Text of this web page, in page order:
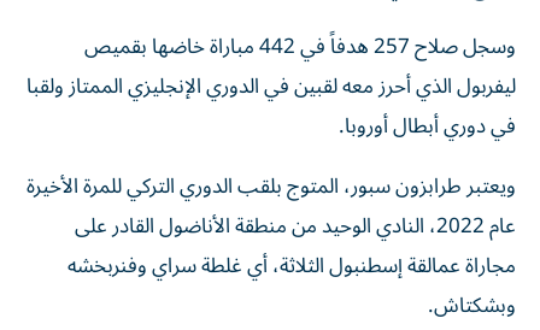
وسجل صلاح 257 هدفاً في 442 مباراة خاضها بقميص
ليفربول الذي أحرز معه لقبين في الدوري الإنجليزي الممتاز ولقبا
في دوري أبطال أوروبا.
ويعتبر طرابزون سبور، المتوج بلقب الدوري التركي للمرة الأخيرة
عام 2022، النادي الوحيد من منطقة الأناضول القادر على
مجاراة عمالقة إسطنبول الثلاثة، أي غلطة سراي وفنربخشه
وبشكتاش.